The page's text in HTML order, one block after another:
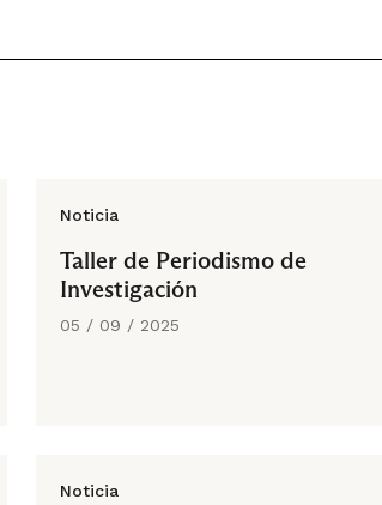
Noticia
Taller de Periodismo de
Investigación
05 / 09 / 2025
Noticia